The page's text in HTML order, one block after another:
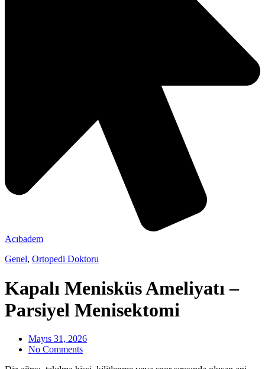
Acıbadem
Genel, Ortopedi Doktoru
Kapalı Menisküs Ameliyatı –
Parsiyel Menisektomi
Mayıs 31, 2026
No Comments